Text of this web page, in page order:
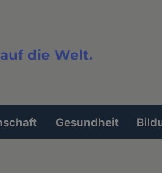
die Welt.
Gesundheit